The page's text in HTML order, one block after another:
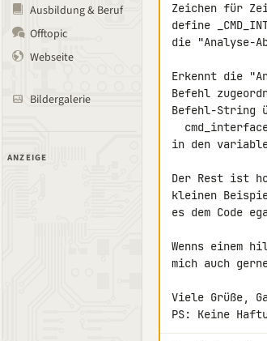
Ausbildung & Beruf
Offtopic
Webseite
Bildergalerie
ANZEIGE
Zeichen für
define
die "Analyse-
Erkennt die
Befehl
Befehl-String
in den
Der Rest ist
kleinen
es dem Code
Wenns einem
mich auch
Viele Grüße,
PS: Keine